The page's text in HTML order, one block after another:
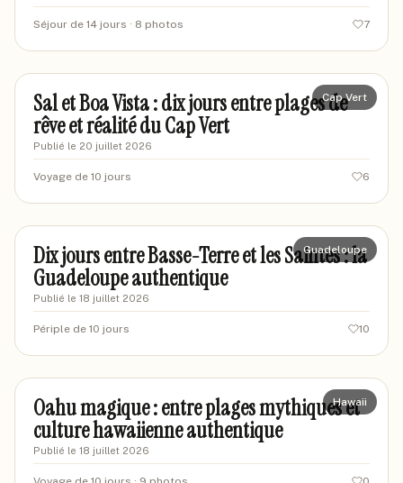
Séjour de 14 jours · 8 photos 7
mariajl-voyages
Cap Vert
Sal et Boa Vista : dix jours entre plages de
rêve et réalité du Cap Vert
Publié le 20 juillet 2026
Voyage de 10 jours 6
marccuisine
Guadeloupe
Dix jours entre Basse-Terre et les Saintes : la
Guadeloupe authentique
Publié le 18 juillet 2026
Périple de 10 jours 10
sarahvoyages
Hawaii
Oahu magique : entre plages mythiques et
culture hawaiienne authentique
Publié le 18 juillet 2026